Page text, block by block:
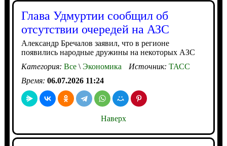
Глава Удмуртии сообщил об
отсутствии очередей на АЗС
Александр Бречалов заявил, что в регионе
появились народные дружины на некоторых АЗС
Категория: Все\Экономика Источник: ТАСС
Время: 06.07.2026 11:24
Наверх